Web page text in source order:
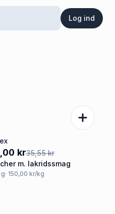
Log ind
kr35,55 kr
m. lakridssmag
g· 150,00 kr/kg